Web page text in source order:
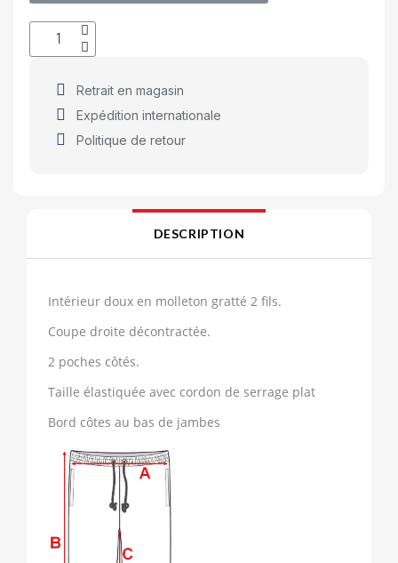
Retrait en magasin
Expédition internationale
Politique de retour
DESCRIPTION
Intérieur doux en molleton gratté 2 fils.
Coupe droite décontractée.
2 poches côtés.
Taille élastiquée avec cordon de serrage plat
Bord côtes au bas de jambes